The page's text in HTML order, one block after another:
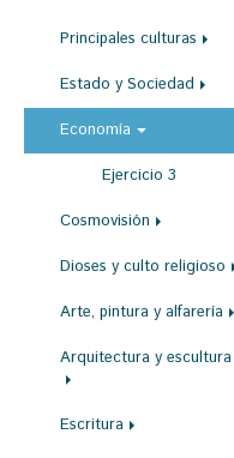
Principales culturas
Estado y Sociedad
Economía
Ejercicio 3
Cosmovisión
Dioses y culto religioso
Arte, pintura y alfarería
Arquitectura y escultura
Escritura